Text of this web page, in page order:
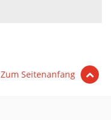
Zum Seitenanfang